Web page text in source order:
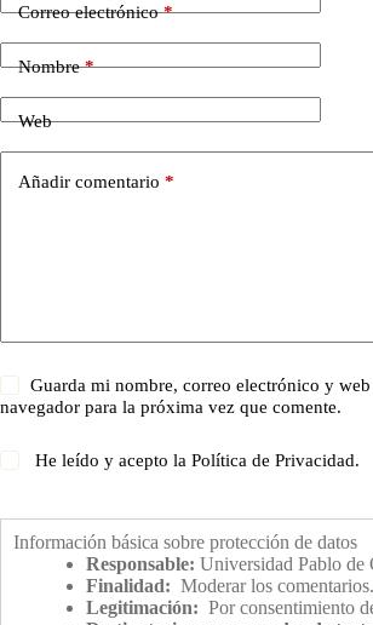
Correo electrónico*
Nombre*
Web
Añadir comentario *
Guarda mi nombre, correo electrónico y web
navegador para la próxima vez que comente.
He leído y acepto laPolítica de Privacidad.
Información básica sobre protección de datos
Responsable: Universidad Pablo de
Finalidad: Moderar los comentarios.
Legitimación: Por consentimiento